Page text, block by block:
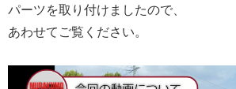
パーツを取り付けましたので、
あわせてご覧ください。